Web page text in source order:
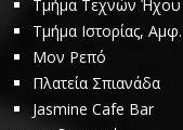
Τμήμα Τεχνών Ήχου
Τμήμα Ιστορίας, Αμφ.
Μον Ρεπό
Πλατεία Σπιανάδα
Jasmine Cafe Bar